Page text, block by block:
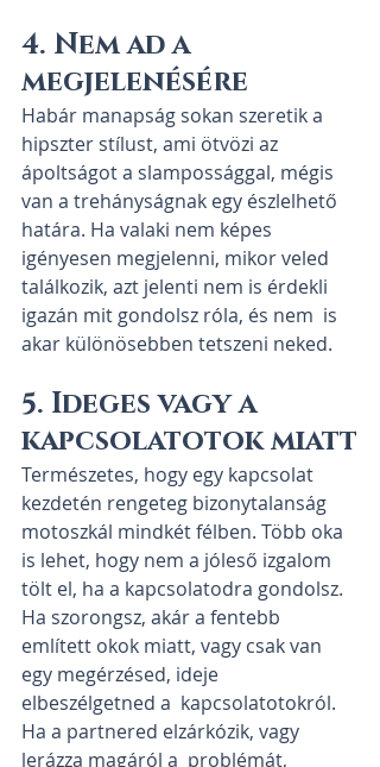
4. Nem ad a
megjelenésére
Habár manapság sokan szeretik a
hipszter stílust, ami ötvözi az
ápoltságot a slampossággal, mégis
van a trehányságnak egy észlelhető
határa. Ha valaki nem képes
igényesen megjelenni, mikor veled
találkozik, azt jelenti nem is érdekli
igazán mit gondolsz róla, és nem  is
akar különösebben tetszeni neked.
5. Ideges vagy a
kapcsolatotok miatt
Természetes, hogy egy kapcsolat
kezdetén rengeteg bizonytalanság
motoszkál mindkét félben. Több oka
is lehet, hogy nem a jóleső izgalom
tölt el, ha a kapcsolatodra gondolsz.
Ha szorongsz, akár a fentebb
említett okok miatt, vagy csak van
egy megérzésed, ideje
elbeszélgetned a  kapcsolatotokról.
Ha a partnered elzárkózik, vagy
lerázza magáról a  problémát,